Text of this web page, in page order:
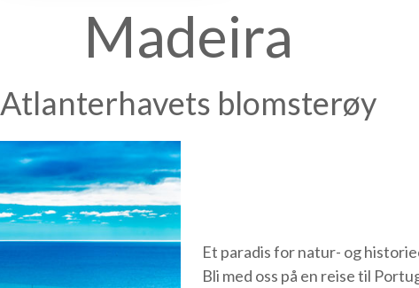
Madeira
Atlanterhavets blomsterøy
Et paradis for natur- og
Bli med oss på en reise til